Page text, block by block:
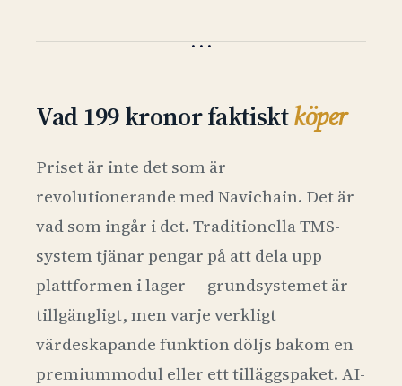
Vad 199 kronor faktisktköper
Priset är inte det som är
revolutionerande med Navichain. Det är
vad som ingår i det. Traditionella TMS-
system tjänar pengar på att dela upp
plattformen i lager — grundsystemet är
tillgängligt, men varje verkligt
värdeskapande funktion döljs bakom en
premiummodul eller ett tilläggspaket. AI-